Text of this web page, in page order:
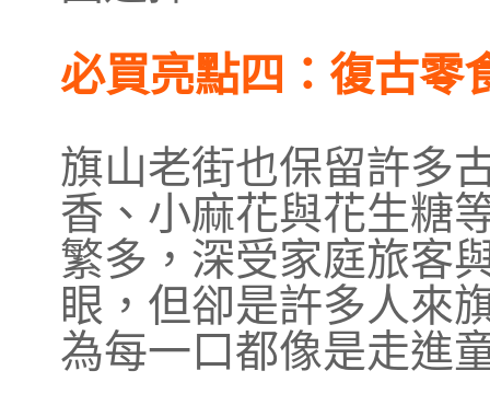
必買亮點四：復古零
旗山老街也保留許多
香、小麻花與花生糖
繁多，深受家庭旅客
眼，但卻是許多人來
為每一口都像是走進